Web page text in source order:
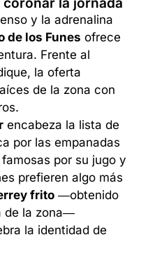
y la adrenalina
de los Funes ofrece
Frente al
la oferta
de la zona con
encabeza la lista de
por las empanadas
por su jugo y
prefieren algo más
frito —obtenido
de la zona—
la identidad de